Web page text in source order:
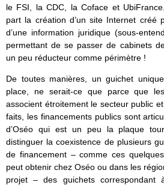
le FSI, la CDC, la Coface et
part la création d’un site Internet créé
d’une information juridique (sous-
permettant de se passer de cabinets
un peu réducteur comme périmètre !
De toutes manières, un guichet
place, ne serait-ce que parce que
associent étroitement le secteur public
faits, les financements publics sont
d’Oséo qui est un peu la plaque
distinguer la coexistence de plusieurs
de financement – comme ces
peut obtenir chez Oséo ou dans les
projet – des guichets correspondant